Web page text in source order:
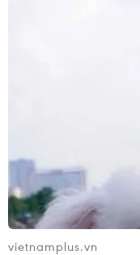
quả kinh doanh
Giới đầu tư lo
tiêu và huy động
phục vụ trí tuệ
Diễn biến trên
cũng đang theo
triển vọng chính
Liên bang Mỹ
vào giữa tháng
vietnamplus.vn